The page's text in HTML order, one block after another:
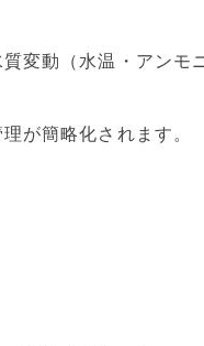
変動（水温・アンモ
が簡略化されます。